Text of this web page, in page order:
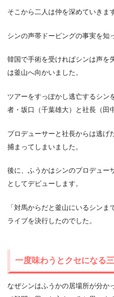
そこから二人は仲を深めていきま
シンの声帯ドーピングの事実を知
韓国で手術を受ければシンは声を
は釜山へ向かいました。
ツアーをすっぽかし逃亡するシン
者・坂口（千葉雄大）と社長（田
プロデューサーと社長からは逃げ
捕まってしまいました。
後に、ふうかはシンのプロデュー
としてデビューします。
「対馬からだと釜山にいるシン
ライブを決行したのでした。
一度味わうとクセになる
なぜシンはふうかの居場所が分か